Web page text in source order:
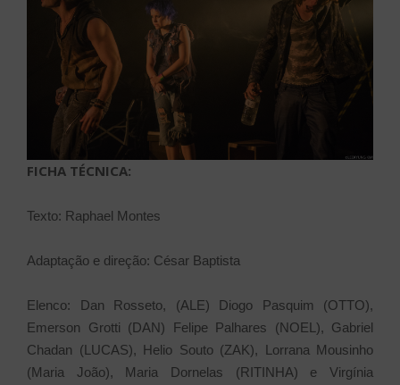
FICHA TÉCNICA:
Texto: Raphael Montes
Adaptação e direção: César Baptista
Elenco: Dan Rosseto, (ALE) Diogo Pasquim (OTTO),
Emerson Grotti (DAN) Felipe Palhares (NOEL), Gabriel
Chadan (LUCAS), Helio Souto (ZAK), Lorrana Mousinho
(Maria João), Maria Dornelas (RITINHA) e Virgínia